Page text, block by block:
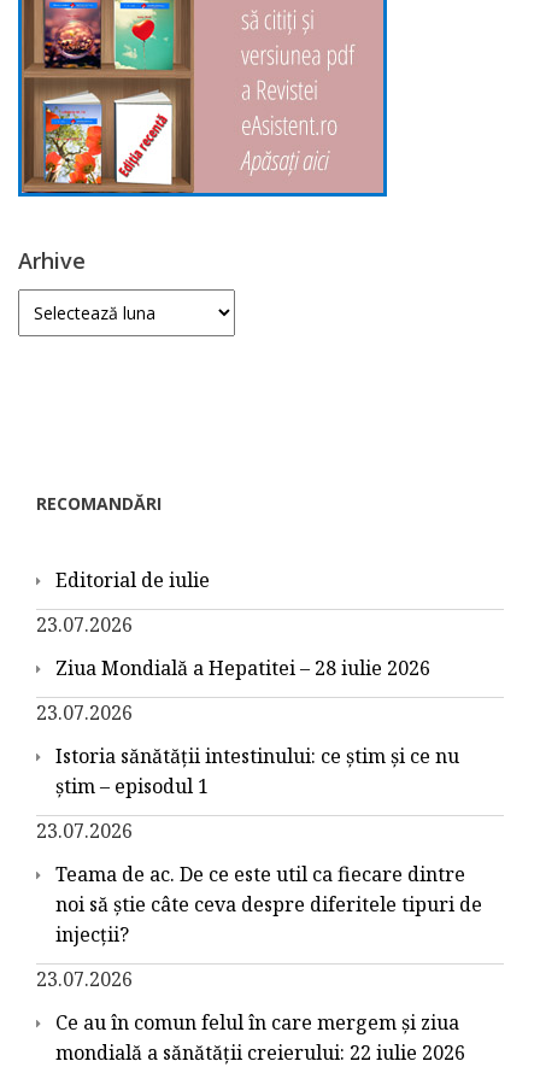
Arhive
Arhive
RECOMANDĂRI
Editorial de iulie
23.07.2026
Ziua Mondială a Hepatitei – 28 iulie 2026
23.07.2026
Istoria sănătății intestinului: ce știm și ce nu
știm – episodul 1
23.07.2026
Teama de ac. De ce este util ca fiecare dintre
noi să știe câte ceva despre diferitele tipuri de
injecții?
23.07.2026
Ce au în comun felul în care mergem și ziua
mondială a sănătății creierului: 22 iulie 2026